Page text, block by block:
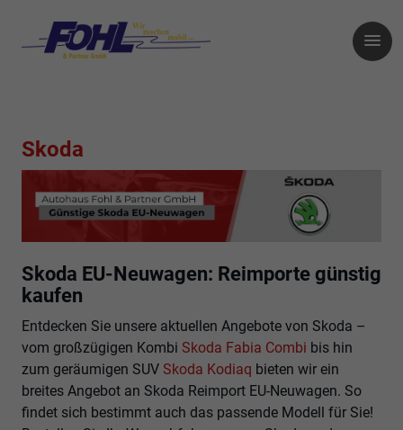
Skoda
Skoda EU-Neuwagen: Reimporte günstig
kaufen
Entdecken Sie unsere aktuellen Angebote von Skoda –
vom großzügigen Kombi Skoda Fabia Combi bis hin
zum geräumigen SUV Skoda Kodiaq bieten wir ein
breites Angebot an Skoda Reimport EU-Neuwagen. So
findet sich bestimmt auch das passende Modell für Sie!